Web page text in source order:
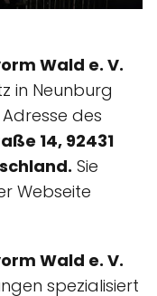
Wald e. V.
in Neunburg
des
14, 92431
Sie
Webseite
Wald e. V.
spezialisiert